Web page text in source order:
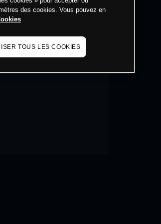
des cookies. Vous pouvez en
TOUS LES COOKIES